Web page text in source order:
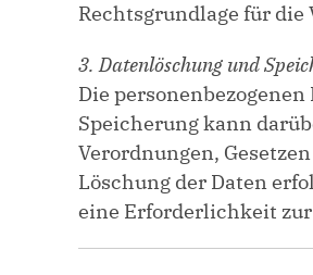
Rechtsgrundlage für die
3. Datenlöschung und
Die
Speicherung kann
Verordnungen,
Löschung der Daten
eine Erforderlichkeit zur